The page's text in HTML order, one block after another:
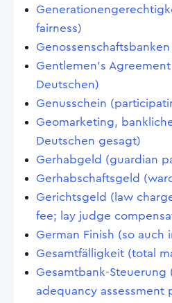
fairness)
Gentlemen's
Deutschen)
Genusschein
Geomarketing,
Deutschen gesagt)
Gerhabgeld (guardian
Gerhabschaftsgeld
Gerichtsgeld (law
fee; lay judge
German Finish (so auch
Gesamtfälligkeit (total
Gesamtbank-Steuerung
adequancy assessment